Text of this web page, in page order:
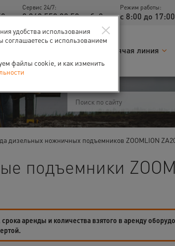
Сервис 24/7:
8 843 558 09 58 доб. 2
Режим работы:
с 8:00 до
Горячая линия
дизельных ножничных подъемников ZOOMLION
подъемники
аренды и количества взятого в аренду
×
удобства использования
соглашаетесь с использованием
файлы cookie, и как изменить